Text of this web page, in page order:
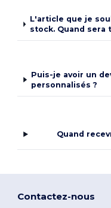
L'article que je
stock. Quand sera
Puis-je avoir un
personnalisés ?
Quand
Contactez-nous